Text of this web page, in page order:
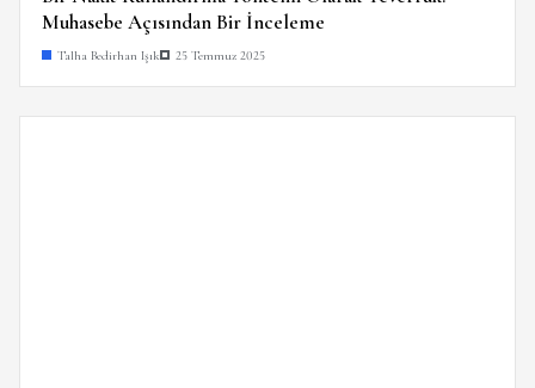
Muhasebe Açısından Bir İnceleme
Talha Bedirhan Işık 25 Temmuz 2025